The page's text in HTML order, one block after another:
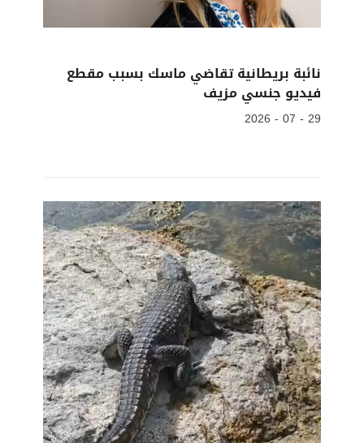
نائبة بريطانية تقاضي ماسك بسبب مقطع
فيديو جنسي مزيف
29 - 07 - 2026